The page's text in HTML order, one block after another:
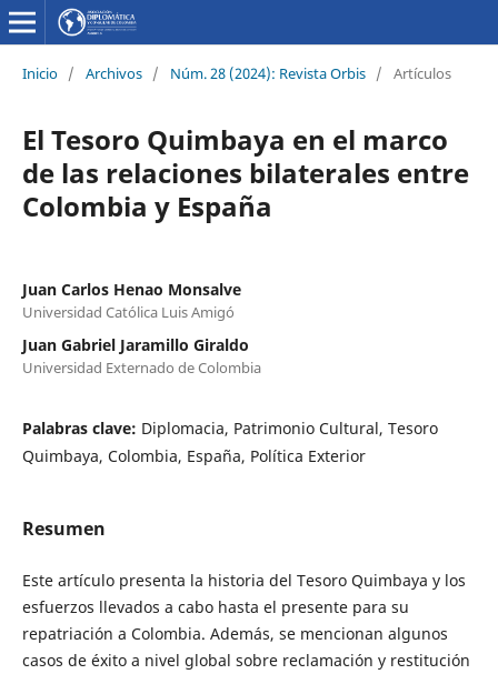
Inicio / Archivos / Núm. 28 (2024): Revista Orbis / Artículos
El Tesoro Quimbaya en el marco
de las relaciones bilaterales entre
Colombia y España
Juan Carlos Henao Monsalve
Universidad Católica Luis Amigó
Juan Gabriel Jaramillo Giraldo
Universidad Externado de Colombia
Palabras clave: Diplomacia, Patrimonio Cultural, Tesoro
Quimbaya, Colombia, España, Política Exterior
Resumen
Este artículo presenta la historia del Tesoro Quimbaya y los
esfuerzos llevados a cabo hasta el presente para su
repatriación a Colombia. Además, se mencionan algunos
casos de éxito a nivel global sobre reclamación y restitución